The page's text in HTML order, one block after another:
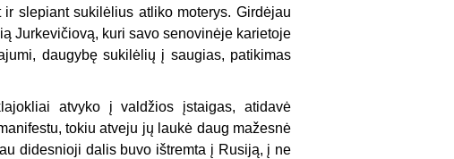
slepiant sukilėlius atliko moterys. Girdėjau
Jurkevičiovą, kuri savo senovinėje karietoje
daugybę sukilėlių į saugias, patikimas
atvyko į valdžios įstaigas, atidavė
tokiu atveju jų laukė daug mažesnė
didesnioji dalis buvo ištremta į Rusiją, į ne